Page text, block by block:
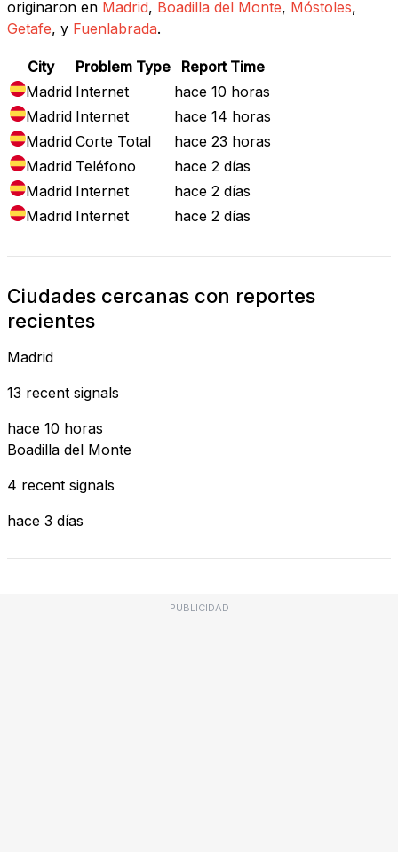
originaron en Madrid, Boadilla del Monte, Móstoles,
Getafe, y Fuenlabrada.
City Problem Type
Report Time
Madrid Internet
hace 10 horas
Madrid Internet
hace 14 horas
Madrid Corte Total
hace 23 horas
Madrid Teléfono
hace 2 días
Madrid Internet
hace 2 días
Madrid Internet hace 2 días
Ciudades cercanas con reportes
recientes
Madrid
13 recent signals
hace 10 horas
Boadilla del Monte
4 recent signals
hace 3 días
PUBLICIDAD